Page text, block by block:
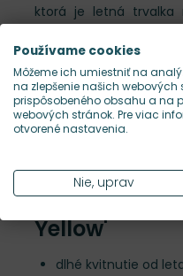
ktorá je letná trvalka
spoľahlivej prednej línie
nevyžaduje neustálu
až 45 cm a pri
do jesene. Je to
Prečo si
Yellow'
dlhé kvitnutie od
Používame cookies
Môžeme ich umiestniť na
na zlepšenie našich webových
prispôsobeného obsahu a na
webových stránok. Pre viac
otvorené nastavenia.
Nie, uprav